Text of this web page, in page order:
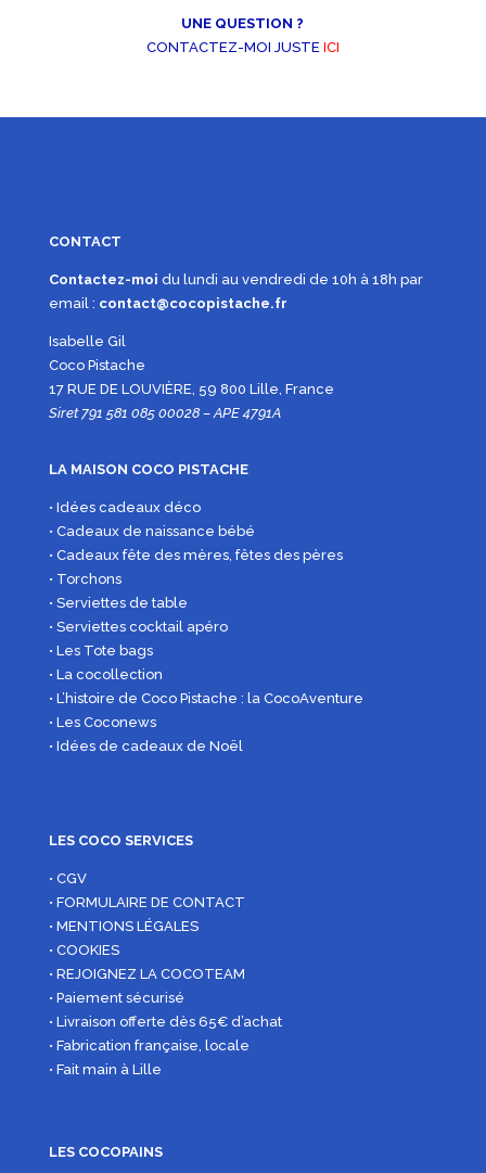
UNE QUESTION ?
CONTACTEZ-MOI JUSTE ICI
CONTACT
Contactez-moi du lundi au vendredi de 10h à 18h par
email : contact@cocopistache.fr
Isabelle Gil
Coco Pistache
17 RUE DE LOUVIÈRE, 59 800 Lille, France
Siret 791 581 085 00028 – APE 4791A
LA MAISON COCO PISTACHE
• Idées cadeaux déco
• Cadeaux de naissance bébé
• Cadeaux fête des mères, fêtes des pères
• Torchons
• Serviettes de table
• Serviettes cocktail apéro
• Les Tote bags
• La cocollection
• L’histoire de Coco Pistache : la CocoAventure
• Les Coconews
• Idées de cadeaux de Noël
LES COCO SERVICES
• CGV
• FORMULAIRE DE CONTACT
• MENTIONS LÉGALES
• COOKIES
• REJOIGNEZ LA COCOTEAM
• Paiement sécurisé
• Livraison offerte dès 65€ d’achat
• Fabrication française, locale
• Fait main à Lille
LES COCOPAINS